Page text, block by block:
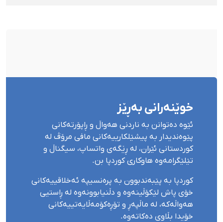
خوێنەرانی بەڕێز
ئێوە دەتوانن بە ناردنی هەواڵ و ڕاپۆرتەکانی
پێوەندیدار بە پیشێلکارییەکانی مافی مرۆڤ لە
کوردستانی ئێران، لە ڕێگەی واتساپ، سیگناڵ و
تێلێگرامەوە هاوکاری کوردپا بن.
کوردپا بە پێبەندبوون بە پرەنسیپە ئەخلاقییەکانی
خۆی پاش لێکۆڵینەوە و دڵنیابوونەوە لە ڕاستیی
هەواڵەکە، لە ماڵپەڕ و تۆڕەکۆمەڵایەتییەکانی
خۆیدا بڵاوی دەکاتەوە.